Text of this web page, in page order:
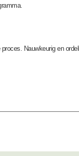
Nauwkeurig en